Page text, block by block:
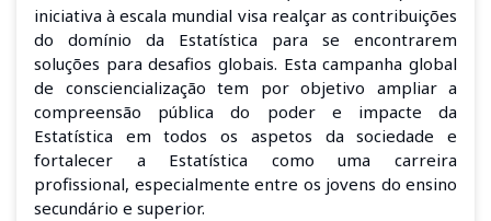
iniciativa à escala mundial visa realçar as contribuições
do domínio da Estatística para se encontrarem
soluções para desafios globais. Esta campanha global
de consciencialização tem por objetivo ampliar a
compreensão pública do poder e impacte da
Estatística em todos os aspetos da sociedade e
fortalecer a Estatística como uma carreira
profissional, especialmente entre os jovens do ensino
secundário e superior.